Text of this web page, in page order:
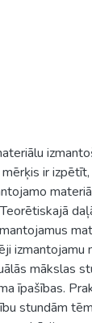
ir
izmantojamu
mākslas
īpašības.
stundām